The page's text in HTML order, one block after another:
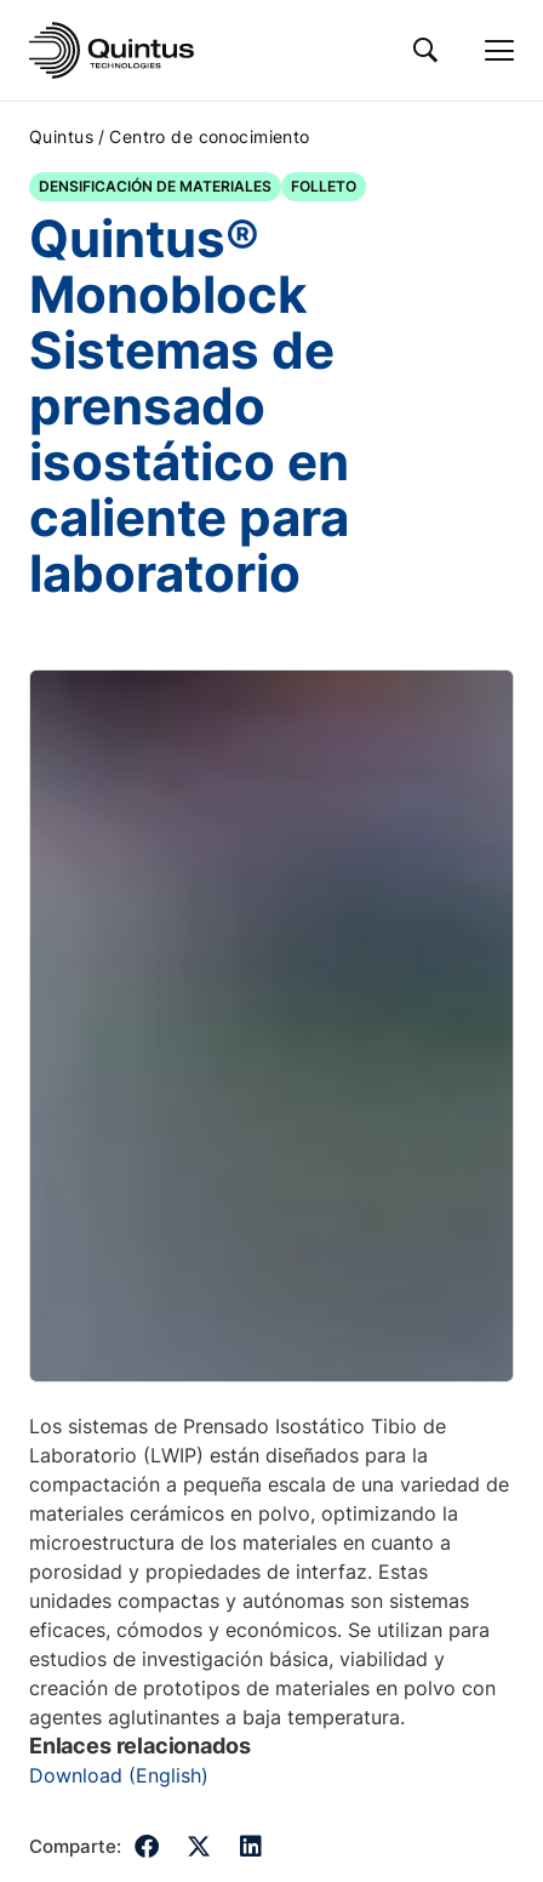
Quintus / Centro de conocimiento
DENSIFICACIÓN DE MATERIALES FOLLETO
Quintus®
Monoblock
Sistemas de
prensado
isostático en
caliente para
laboratorio
Los sistemas de Prensado Isostático Tibio de
Laboratorio (LWIP) están diseñados para la
compactación a pequeña escala de una variedad de
materiales cerámicos en polvo, optimizando la
microestructura de los materiales en cuanto a
porosidad y propiedades de interfaz. Estas
unidades compactas y autónomas son sistemas
eficaces, cómodos y económicos. Se utilizan para
estudios de investigación básica, viabilidad y
creación de prototipos de materiales en polvo con
agentes aglutinantes a baja temperatura.
Enlaces relacionados
Download (English)
Comparte: